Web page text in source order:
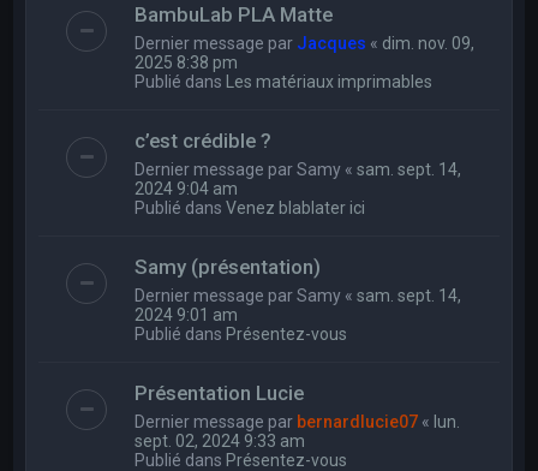
BambuLab PLA Matte
Dernier message par Jacques « dim. nov. 09,
2025 8:38 pm
Publié dans Les matériaux imprimables
c’est crédible ?
Dernier message parSamy «sam. sept. 14,
2024 9:04 am
Publié dansVenez blablater ici
Samy (présentation)
Dernier message parSamy «sam. sept. 14,
2024 9:01 am
Publié dans Présentez-vous
Présentation Lucie
Dernier message par bernardlucie07 « lun.
sept. 02, 2024 9:33 am
Publié dans Présentez-vous